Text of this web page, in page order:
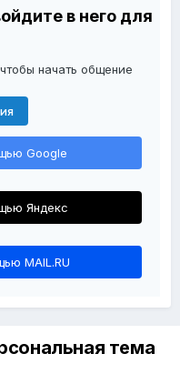
в него для
начать общение
Google
Яндекс
MAIL.RU
тема